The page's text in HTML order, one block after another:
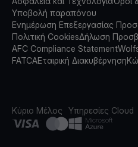
Υποβολή παραπόνου
Ενημέρωση Επεξεργασίας
Πολιτική CookiesΔήλωση
AFC Compliance Statement
FATCAΕταιρική Διακυβέρνηση
Κύριο Μέλος Υπηρεσίες Cloud